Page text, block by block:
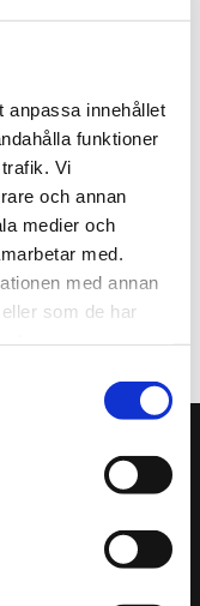
anpassa innehållet
funktioner
Vi
och annan
medier och
med.
med annan
som de har
fler poliser på
Anna
Nyhetsbyrån
NÄSTA